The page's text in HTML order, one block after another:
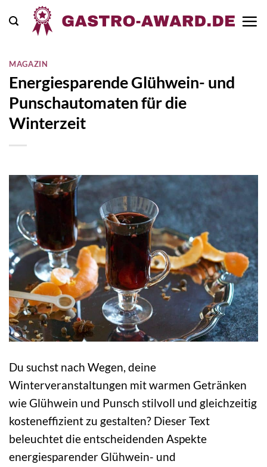
Inhalt
MAGAZIN
Energiesparende Glühwein- und
Punschautomaten für die
Winterzeit
Du suchst nach Wegen, deine
Winterveranstaltungen mit warmen Getränken
wie Glühwein und Punsch stilvoll und gleichzeitig
kosteneffizient zu gestalten? Dieser Text
beleuchtet die entscheidenden Aspekte
energiesparender Glühwein- und